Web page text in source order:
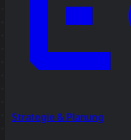
Strategie & Planung